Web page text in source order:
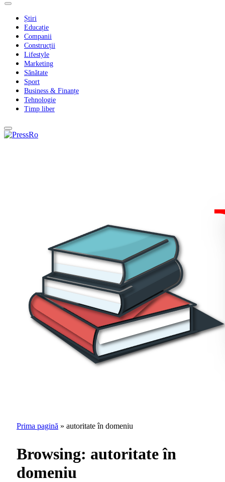
Știri
Educație
Companii
Construcții
Lifestyle
Marketing
Sănătate
Sport
Business & Finanțe
Tehnologie
Timp liber
Prima pagină » autoritate în domeniu
Browsing: autoritate în
domeniu